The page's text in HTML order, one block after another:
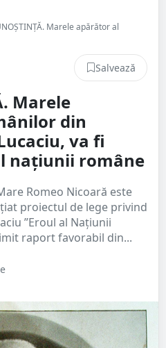
Marele apărător al
Salvează
Marele
din
va fi
națiunii române
Romeo Nicoară este
proiectul de lege privind
”Eroul al Națiunii
raport favorabil din...